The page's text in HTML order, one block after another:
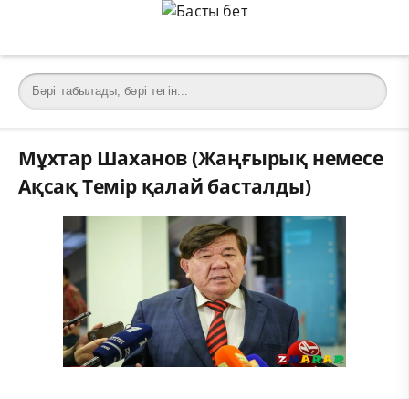
Мұхтар Шаханов (Жаңғырық немесе
Ақсақ Темір қалай басталды)